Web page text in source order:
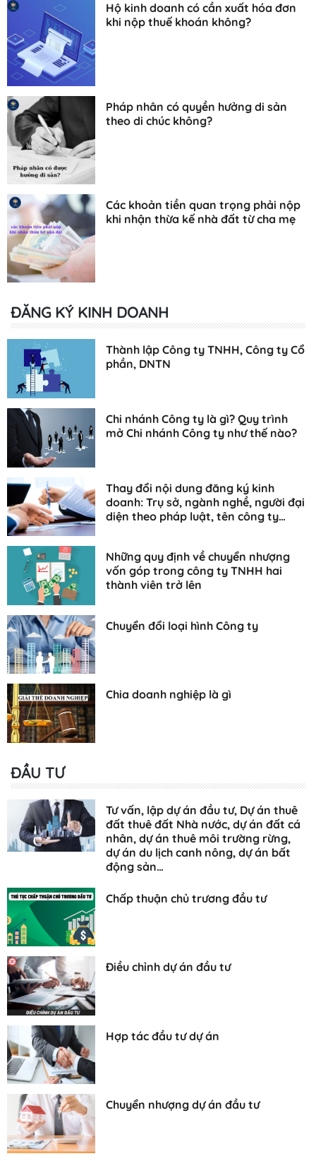
Hộ kinh doanh có cần xuất hóa đơn
khi nộp thuế khoán không?
Pháp nhân có quyền hưởng di sản
theo di chúc không?
Các khoản tiền quan trọng phải nộp
khi nhận thừa kế nhà đất từ cha mẹ
ĐĂNG KÝ KINH DOANH
Thành lập Công ty TNHH, Công ty Cổ
phần, DNTN
Chi nhánh Công ty là gì? Quy trình
mở Chi nhánh Công ty như thế nào?
Thay đổi nội dung đăng ký kinh
doanh: Trụ sở, ngành nghề, người đại
diện theo pháp luật, tên công ty…
Những quy định về chuyển nhượng
vốn góp trong công ty TNHH hai
thành viên trở lên
Chuyển đổi loại hình Công ty
Chia doanh nghiệp là gì
ĐẦU TƯ
Tư vấn, lập dự án đầu tư, Dự án thuê
đất thuê đất Nhà nước, dự án đất cá
nhân, dự án thuê môi trường rừng,
dự án du lịch canh nông, dự án bất
động sản…
Chấp thuận chủ trương đầu tư
Điều chỉnh dự án đầu tư
Hợp tác đầu tư dự án
Chuyển nhượng dự án đầu tư